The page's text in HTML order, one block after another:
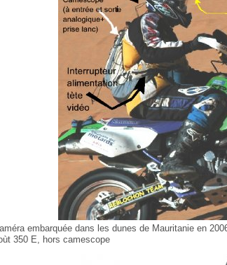
embarquée dans les dunes de Mauritanie en
350 E, hors camescope